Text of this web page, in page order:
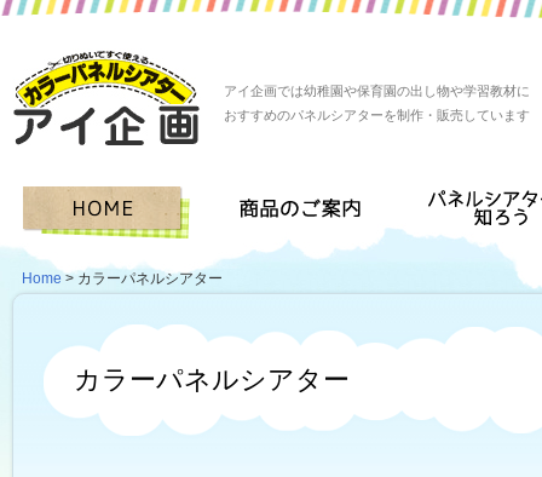
アイ企画では幼稚園や保育園の出し物や学習教材に
おすすめのパネルシアターを制作・販売しています
Home > カラーパネルシアター
カラーパネルシアター